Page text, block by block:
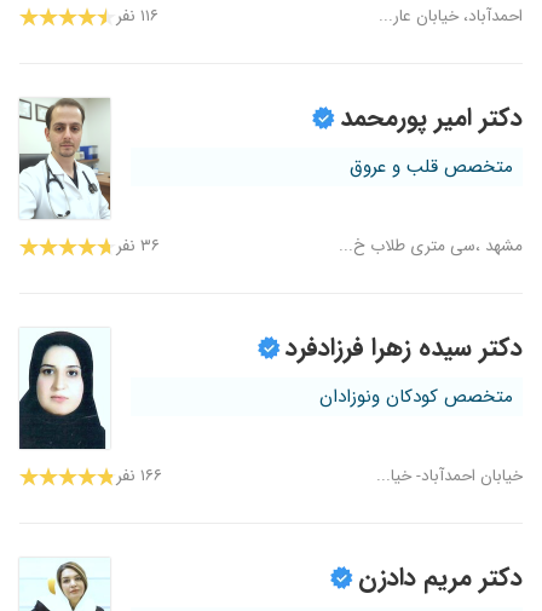
احمدآباد، خیابان عار... ۱۱۶ نفر
دکتر امیر پورمحمد
متخصص قلب و عروق
مشهد ،سی متری طلاب خ... ۳۶ نفر
دکتر سیده زهرا فرزادفرد
متخصص کودکان ونوزادان
خیابان احمدآباد- خیا... ۱۶۶ نفر
دکتر مریم دادزن